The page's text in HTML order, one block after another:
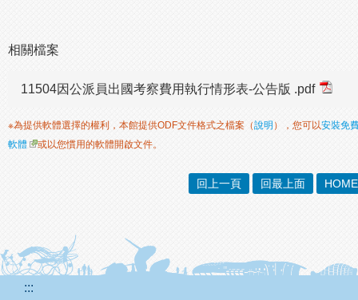
相關檔案
11504因公派員出國考察費用執行情形表-公告版 .pdf
※為提供軟體選擇的權利，本館提供ODF文件格式之檔案（說明 ），您可以安裝免
軟體
或以您慣用的軟體開啟文件。
回上一頁 回最上面 HOME
:::